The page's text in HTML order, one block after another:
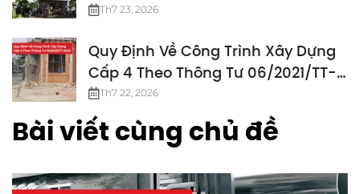
Th7 23, 2026
Quy Định Về Công Trình Xây Dựng
Cấp 4 Theo Thông Tư 06/2021/TT-
BXD
Th7 22, 2026
Bài viết cùng chủ đề